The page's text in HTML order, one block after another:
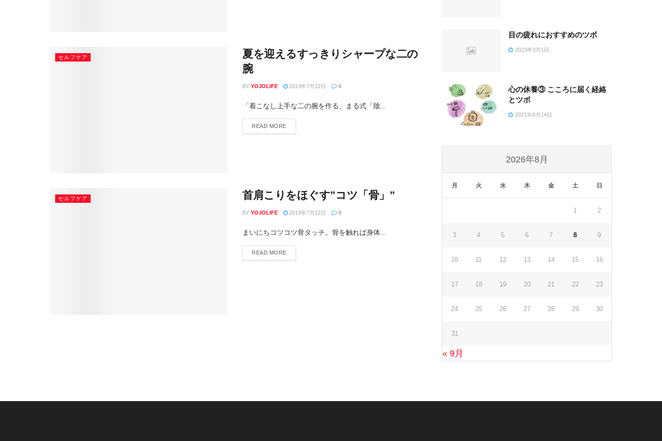
セルフケア
夏を迎えるすっきりシャープな二の
腕
BY YOJOLIFE 2019年7月22日 0
「着こなし上手な二の腕を作る、まる式「陰...
READ MORE
セルフケア 首肩こりをほぐす”コツ「骨」”
BY YOJOLIFE 2019年7月22日 0
まいにちコツコツ骨タッチ。骨を触れば身体...
READ MORE
目の疲れにおすすめのツボ
2023年3月1日
心の休養③ こころに届く経絡
とツボ
2021年8月14日
2026年8月
月 火 水 木 金 土 日
1 2
3 4 5 6 7 8 9
10 11 12 13 14 15 16
17 18 19 20 21 22 23
24 25 26 27 28 29 30
31
« 9月